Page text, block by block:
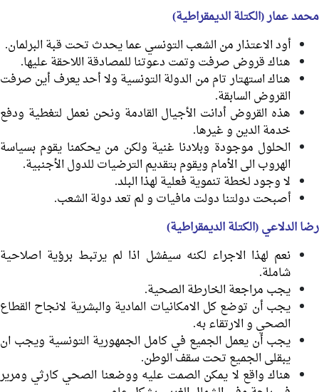
محمد عمار (الكتلة الديمقراطية)
أود الاعتذار من الشعب التونسي عما يحدث تحت قبة البرلمان.
هناك قروض صرفت وتمت دعوتنا للمصادقة اللاحقة عليها.
هناك استهتار تام من الدولة التونسية ولا أحد يعرف أين صرفت
القروض السابقة.
هذه القروض أدانت الأجيال القادمة ونحن نعمل لتغطية ودفع
خدمة الدين و غيرها.
الحلول موجودة وبلادنا غنية ولكن من يحكمنا يقوم بسياسة
الهروب الى الأمام ويقوم بتقديم الترضيات للدول الأجنبية.
لا وجود لخطة تنموية فعلية لهذا البلد.
أصبحت دولتنا دولت مافيات و لم تعد دولة الشعب.
رضا الدلاعي (الكتلة الديمقراطية)
نعم لهذا الاجراء لكنه سيفشل اذا لم يرتبط برؤية اصلاحية
شاملة.
يجب مراجعة الخارطة الصحية.
يجب أن توضع كل الامكانيات المادية والبشرية لانجاح القطاع
الصحي و الارتقاء به.
يجب أن يعمل الجميع في كامل الجمهورية التونسية ويجب ان
يبقلى الجميع تحت سقف الوطن.
هناك واقع لا يمكن الصمت عليه ووضعنا الصحي كارثي ومرير